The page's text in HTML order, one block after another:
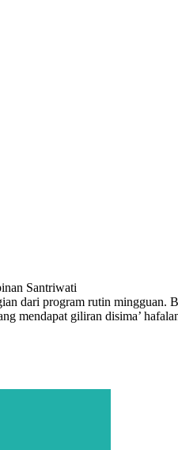
Santriwati
dari program rutin mingguan.
mendapat giliran disima’